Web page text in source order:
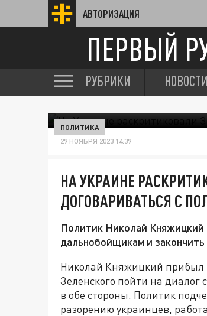
АВТОРИЗАЦИЯ
ПЕРВЫЙ
РУБРИКИ НОВОСТИ
ПОЛИТИКА
29 НОЯБРЯ 2023 14:39
НА УКРАИНЕ
ДОГОВАРИВАТЬСЯ С
Политик Николай Княжицкий
дальнобойщикам и
Николай Княжицкий прибыл
Зеленского пойти на
в обе стороны. Политик
разорению украинцев,